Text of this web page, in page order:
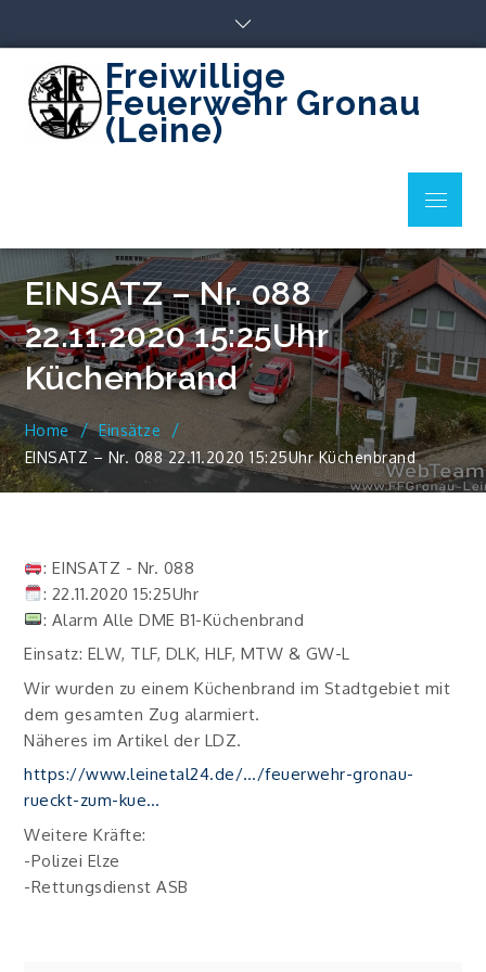
content
Freiwillige
Feuerwehr Gronau
(Leine)
Menu
EINSATZ – Nr. 088
22.11.2020 15:25Uhr
Küchenbrand
Home
Einsätze
EINSATZ – Nr. 088 22.11.2020 15:25Uhr Küchenbrand
: EINSATZ - Nr. 088
: 22.11.2020 15:25Uhr
: Alarm Alle DME B1-Küchenbrand
Einsatz: ELW, TLF, DLK, HLF, MTW & GW-L
Wir wurden zu einem Küchenbrand im Stadtgebiet mit
dem gesamten Zug alarmiert.
Näheres im Artikel der LDZ.
https://www.leinetal24.de/…/feuerwehr-gronau-
rueckt-zum-kue…
Weitere Kräfte:
-Polizei Elze
-Rettungsdienst ASB